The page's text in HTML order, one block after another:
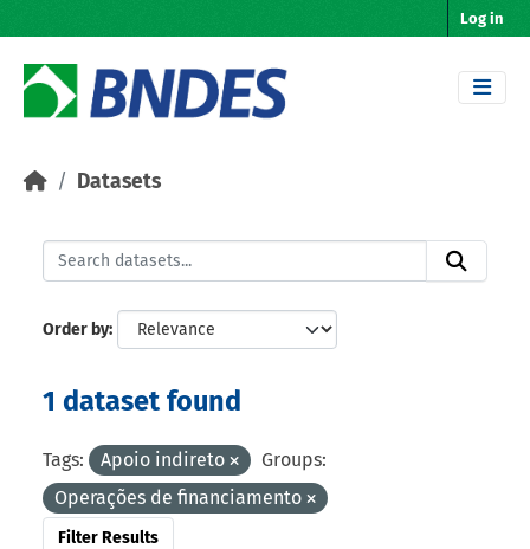
Log in
Datasets
Order by
1 dataset found
Tags: Apoio indireto
Groups:
Operações de financiamento
Filter Results